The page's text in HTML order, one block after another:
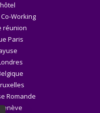
Working
réunion
Paris
Romande